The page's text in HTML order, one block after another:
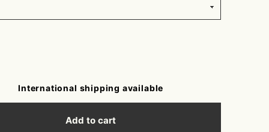
International shipping available
Add to cart